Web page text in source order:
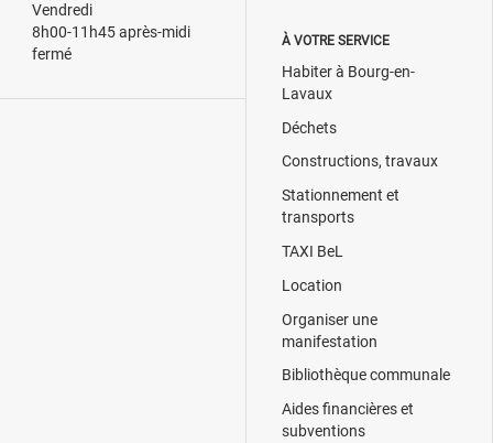
Vendredi
8h00-11h45 après-midi
fermé
À VOTRE SERVICE
Habiter à Bourg-en-
Lavaux
Déchets
Constructions, travaux
Stationnement et
transports
TAXI BeL
Location
Organiser une
manifestation
Bibliothèque communale
Aides financières et
subventions